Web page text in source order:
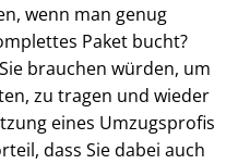
wenn man genug
Paket bucht?
brauchen würden, um
zu tragen und wieder
eines Umzugsprofis
dass Sie dabei auch